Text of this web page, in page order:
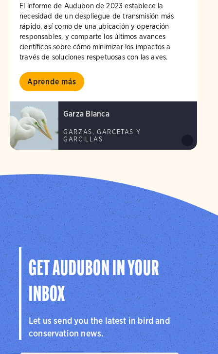
El informe de Audubon de 2023 establece la
necesidad de un despliegue de transmisión más
rápido, así como de una ubicación y operación
responsables, y comparte los últimos avances
científicos sobre cómo minimizar los impactos a
través de soluciones respetuosas con las aves.
Aprende más
Garza Blanca
GARZAS, GARCETAS Y
GARCILLAS
GET AUDUBON IN YOUR
INBOX
Let us send you the latest in bird and
conservation news.